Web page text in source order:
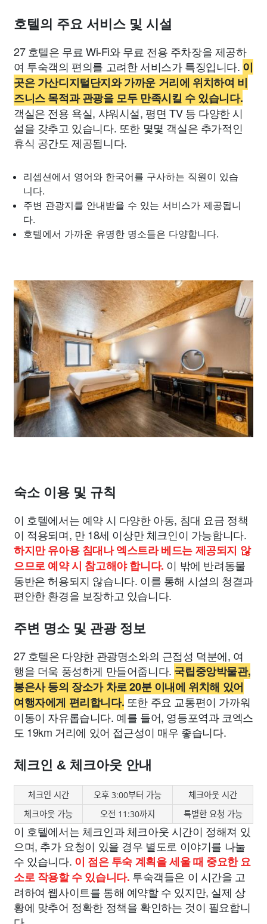
호텔의 주요 서비스 및 시설
27 호텔은 무료 Wi-Fi와 무료 전용 주차장을 제공하
여 투숙객의 편의를 고려한 서비스가 특징입니다. 이
곳은 가산디지털단지와 가까운 거리에 위치하여 비
즈니스 목적과 관광을 모두 만족시킬 수 있습니다.
객실은 전용 욕실, 샤워시설, 평면 TV 등 다양한 시
설을 갖추고 있습니다. 또한 몇몇 객실은 추가적인
휴식 공간도 제공됩니다.
리셉션에서 영어와 한국어를 구사하는 직원이 있습
니다.
주변 관광지를 안내받을 수 있는 서비스가 제공됩니
다.
호텔에서 가까운 유명한 명소들은 다양합니다.
숙소 이용 및 규칙
이 호텔에서는 예약 시 다양한 아동, 침대 요금 정책
이 적용되며, 만 18세 이상만 체크인이 가능합니다.
하지만 유아용 침대나 엑스트라 베드는 제공되지 않
으므로 예약 시 참고해야 합니다. 이 밖에 반려동물
동반은 허용되지 않습니다. 이를 통해 시설의 청결과
편안한 환경을 보장하고 있습니다.
주변 명소 및 관광 정보
27 호텔은 다양한 관광명소와의 근접성 덕분에, 여
행을 더욱 풍성하게 만들어줍니다. 국립중앙박물관,
봉은사 등의 장소가 차로 20분 이내에 위치해 있어
여행자에게 편리합니다. 또한 주요 교통편이 가까워
이동이 자유롭습니다. 예를 들어, 영등포역과 코엑스
도 19km 거리에 있어 접근성이 매우 좋습니다.
체크인 & 체크아웃 안내
체크인 시간 오후 3:00부터 가능
체크아웃 시간
체크아웃 가능
오전 11:30까지 특별한 요청 가능
이 호텔에서는 체크인과 체크아웃 시간이 정해져 있
으며, 추가 요청이 있을 경우 별도로 이야기를 나눌
수 있습니다. 이 점은 투숙 계획을 세울 때 중요한 요
소로 작용할 수 있습니다. 투숙객들은 이 시간을 고
려하여 웹사이트를 통해 예약할 수 있지만, 실제 상
황에 맞추어 정확한 정책을 확인하는 것이 필요합니